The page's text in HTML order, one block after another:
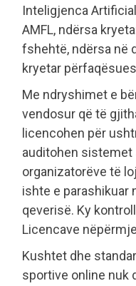
Inteligjenca
AMFL, ndërsa
fshehtë, ndërsa në
kryetar
Me ndryshimet e
vendosur që të
licencohen për
auditohen sistemet
organizatorëve të
ishte e parashikuar
qeverisë. Ky
Licencave
Kushtet dhe
sportive online nuk